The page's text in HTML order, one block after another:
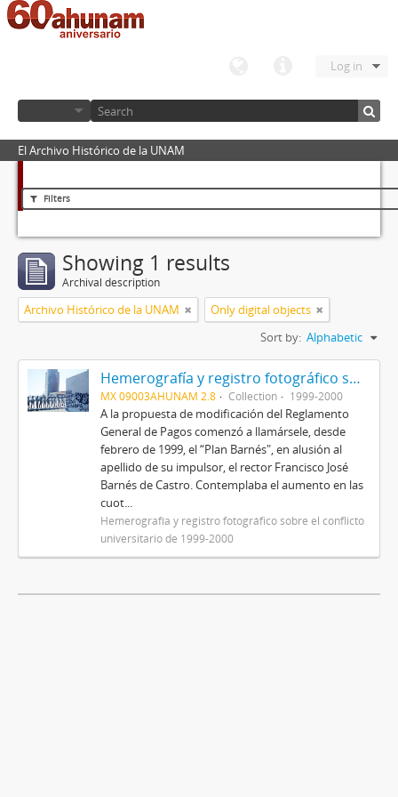
Log in
El Archivo Histórico de la UNAM
Filters
Showing 1 results
Archival description
Archivo Histórico de la UNAM
Only digital objects
Sort by: Alphabetic
Hemerografía y registro fotográfico sobre el conflicto universitario de 1999-2000
MX 09003AHUNAM 2.8 Collection 1999-2000
A la propuesta de modificación del Reglamento
General de Pagos comenzó a llamársele, desde
febrero de 1999, el “Plan Barnés", en alusión al
apellido de su impulsor, el rector Francisco José
Barnés de Castro. Contemplaba el aumento en las
cuot...
Hemerografía y registro fotográfico sobre el conflicto
universitario de 1999-2000